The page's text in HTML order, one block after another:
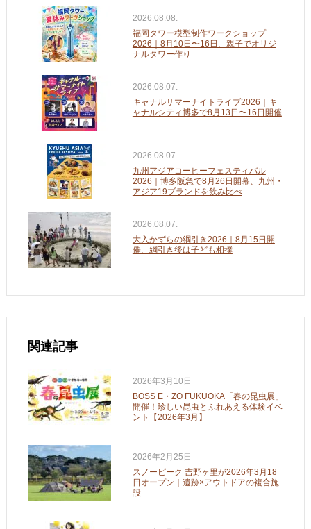
2026.08.08.
福岡タワー模型制作ワークショップ
2026｜8月10日〜16日、親子でオリジ
ナルタワー作り
2026.08.07.
キャナルサマーナイトライブ2026｜キ
ャナルシティ博多で8月13日〜16日開催
2026.08.07.
九州アジアコーヒーフェスティバル
2026｜博多阪急で8月26日開幕、九州・
アジア19ブランドを飲み比べ
2026.08.07.
大入かずらの綱引き2026｜8月15日開
催、綱引き後は子ども相撲
関連記事
2026年3月10日
BOSS E・ZO FUKUOKA「春の昆虫展」
開催！珍しい昆虫とふれあえる体験イベ
ント【2026年3月】
2026年2月25日
スノーピーク 吉野ヶ里が2026年3月18
日オープン｜遺跡×アウトドアの複合施
設